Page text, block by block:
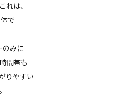
れは、​
で​
みに​
間帯も​
りやすい​